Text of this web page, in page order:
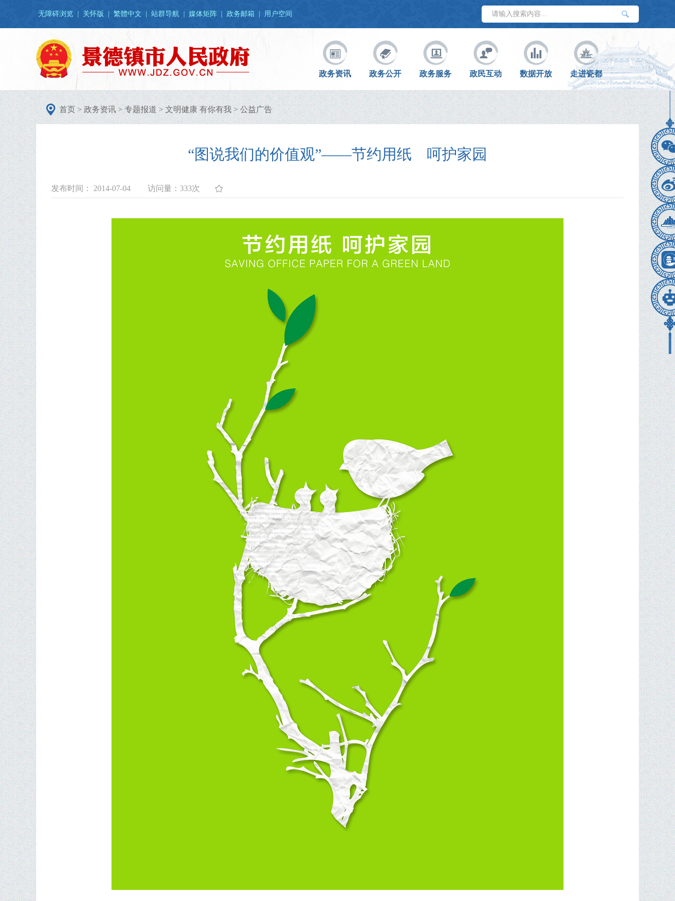
无障碍浏览 关怀版 繁體中文 站群导航 媒体矩阵 政务邮箱 用户空间
政务资讯 政务公开 政务服务 政民互动 数据开放 走进瓷都
首页>政务资讯>专题报道>文明健康 有你有我>公益广告
“图说我们的价值观”——节约用纸 呵护家园
发布时间： 2014-07-04 访问量： 333次